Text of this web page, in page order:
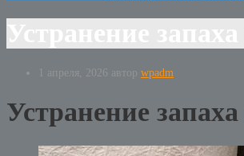
1 апреля, 2026 автор wpadm
Устранение